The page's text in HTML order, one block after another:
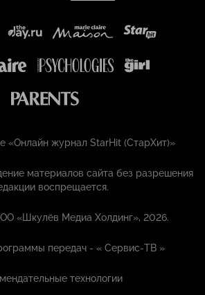
«Онлайн журнал StarHit (СтарХит)»
материалов сайта без разрешения
воспрещается.
«Шкулёв Медиа Холдинг», 2026.
передач - «Сервис-ТВ »
технологии